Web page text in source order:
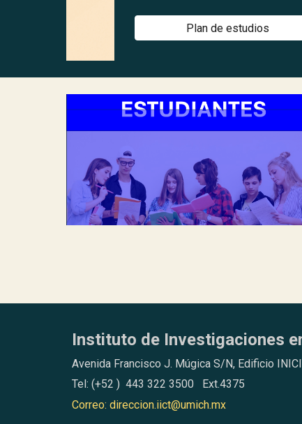
Plan de estudios
Instituto de Investigaciones
Avenida Francisco J. Múgica S/N, Edificio
Tel: (+52 ) 443 322 3500 Ext.4375
Correo: direccion.iict@umich.mx